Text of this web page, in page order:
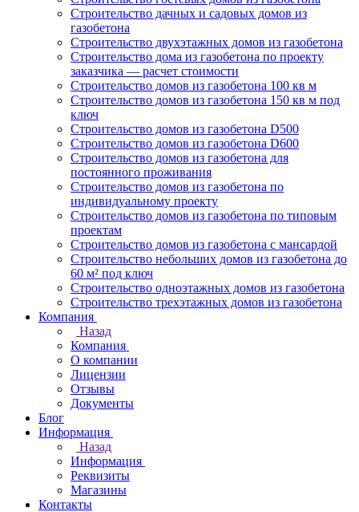
Строительство дачных и садовых домов из
газобетона
Строительство двухэтажных домов из газобетона
Строительство дома из газобетона по проекту
заказчика — расчет стоимости
Строительство домов из газобетона 100 кв м
Строительство домов из газобетона 150 кв м под
ключ
Строительство домов из газобетона D500
Строительство домов из газобетона D600
Строительство домов из газобетона для
постоянного проживания
Строительство домов из газобетона по
индивидуальному проекту
Строительство домов из газобетона по типовым
проектам
Строительство домов из газобетона с мансардой
Строительство небольших домов из газобетона до
60 м² под ключ
Строительство одноэтажных домов из газобетона
Строительство трехэтажных домов из газобетона
Компания
Назад
Компания
О компании
Лицензии
Отзывы
Документы
Блог
Информация
Назад
Информация
Реквизиты
Магазины
Контакты